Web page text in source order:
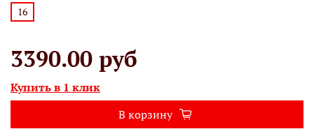
16
3390.00 руб
Купить в 1 клик
В корзину